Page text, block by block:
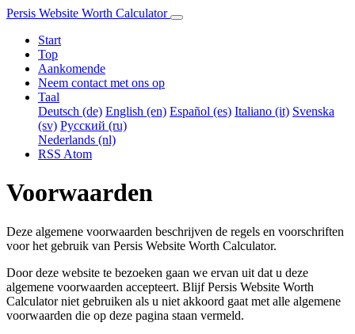
Persis Website Worth Calculator
Start
Top
Aankomende
Neem contact met ons op
Taal
Deutsch (de) English (en) Español (es) Italiano (it) Svenska
(sv) Русский (ru)
Nederlands (nl)
RSS Atom
Voorwaarden
Deze algemene voorwaarden beschrijven de regels en voorschriften
voor het gebruik van Persis Website Worth Calculator.
Door deze website te bezoeken gaan we ervan uit dat u deze
algemene voorwaarden accepteert. Blijf Persis Website Worth
Calculator niet gebruiken als u niet akkoord gaat met alle algemene
voorwaarden die op deze pagina staan vermeld.